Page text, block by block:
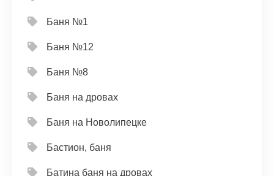
Баня №1
Баня №12
Баня №8
Баня на дровах
Баня на Новолипецке
Бастион, баня
Батина баня на дровах